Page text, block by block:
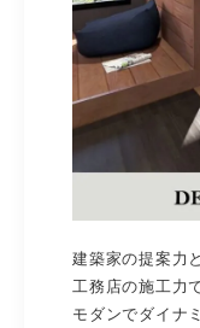
建築家の提案力と
工務店の施工力
モダンでダイナ